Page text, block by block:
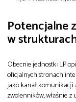
Potencjalne
w
Obecnie jednostki LP
oficjalnych stronach
jako kanał komunikacji
zwolenników, właśnie z